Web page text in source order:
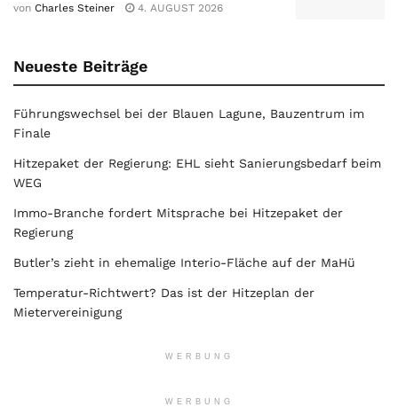
von Charles Steiner 4. AUGUST 2026
Neueste Beiträge
Führungswechsel bei der Blauen Lagune, Bauzentrum im
Finale
Hitzepaket der Regierung: EHL sieht Sanierungsbedarf beim
WEG
Immo-Branche fordert Mitsprache bei Hitzepaket der
Regierung
Butler’s zieht in ehemalige Interio-Fläche auf der MaHü
Temperatur-Richtwert? Das ist der Hitzeplan der
Mietervereinigung
WERBUNG
WERBUNG